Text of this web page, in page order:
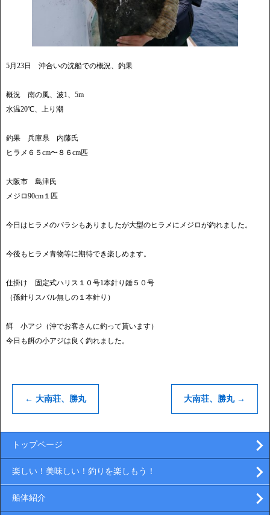
5月23日 沖合いの沈船での概況、釣果
概況 南の風、波1、5m
水温20℃、上り潮
釣果 兵庫県 内藤氏
ヒラメ６５cm〜８６cm匹
大阪市 島津氏
メジロ90cm１匹
今日はヒラメのバラシもありましたが大型のヒラメにメジロが釣れました。
今後もヒラメ青物等に期待でき楽しめます。
仕掛け 固定式ハリス１０号1本針り錘５０号
（孫針りスバル無しの１本針り）
餌 小アジ（沖でお客さんに釣って貰います）
今日も餌の小アジは良く釣れました。
← 大南荘、勝丸 大南荘、勝丸 →
トップページ
楽しい！美味しい！釣りを楽しもう！
船体紹介